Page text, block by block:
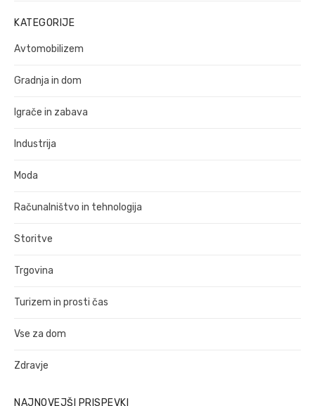
KATEGORIJE
Avtomobilizem
Gradnja in dom
Igrače in zabava
Industrija
Moda
Računalništvo in tehnologija
Storitve
Trgovina
Turizem in prosti čas
Vse za dom
Zdravje
NAJNOVEJŠI PRISPEVKI